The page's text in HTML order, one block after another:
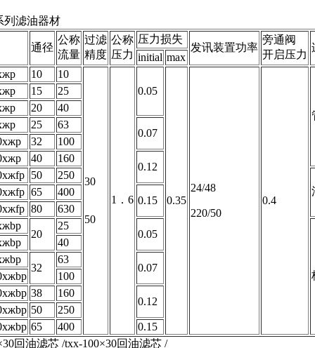
列滤油器材
通径
公称
流量
过滤
精度
公称
压力
压力损失
发讯装置功率
旁通阀
开启压力
initial max
10 10
30
50
1．6
0.05
0.35
24/48
220/50
0.4
15
25
20
40
25 63
0.07
32
100
40 160
0.12
50
250
65 400
0.15
80
630
20
25
0.05
40
32
63
0.07
100
38 160
0.12
50
250
65 400
0.15
回油滤芯 /txx-100×30回油滤芯 /